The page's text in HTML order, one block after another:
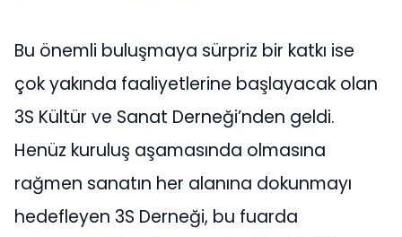
Bu önemli buluşmaya sürpriz bir katkı ise
çok yakında faaliyetlerine başlayacak olan
3S Kültür ve Sanat Derneği’nden geldi.
Henüz kuruluş aşamasında olmasına
rağmen sanatın her alanına dokunmayı
hedefleyen 3S Derneği, bu fuarda